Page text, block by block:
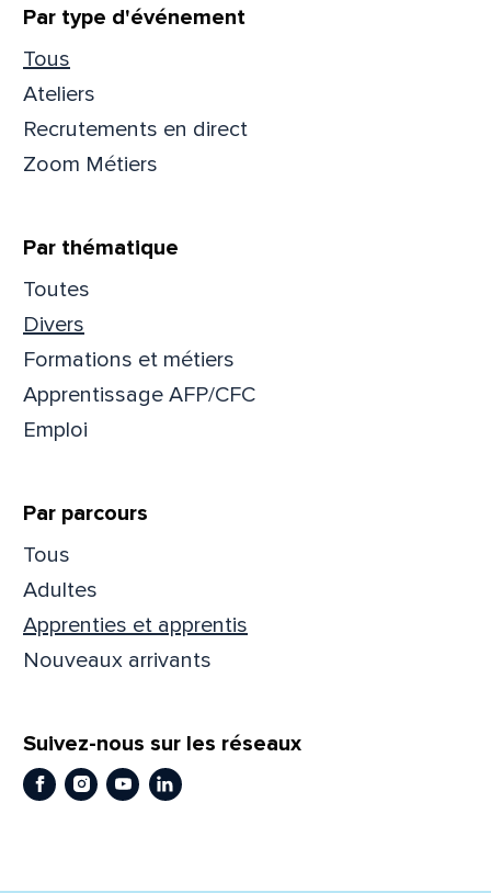
Filtrer
Par type d'événement
Tous
Ateliers
Recrutements en direct
Zoom Métiers
Par thématique
Toutes
Divers
Formations et métiers
Apprentissage AFP/CFC
Emploi
Par parcours
Tous
Adultes
Apprenties et apprentis
Nouveaux arrivants
Suivez-nous sur les réseaux
Facebook
Instagram
YoutubeLinkedIn